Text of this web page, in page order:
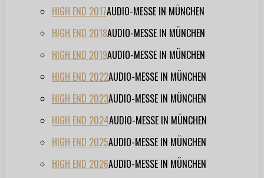
HIGH END 2017AUDIO-MESSE IN MÜNCHEN
HIGH END 2018AUDIO-MESSE IN MÜNCHEN
HIGH END 2019AUDIO-MESSE IN MÜNCHEN
HIGH END 2022AUDIO-MESSE IN MÜNCHEN
HIGH END 2023AUDIO-MESSE IN MÜNCHEN
HIGH END 2024AUDIO-MESSE IN MÜNCHEN
HIGH END 2025AUDIO-MESSE IN MÜNCHEN
HIGH END 2026AUDIO-MESSE IN MÜNCHEN